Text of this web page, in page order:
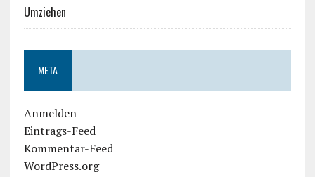
Umziehen
META
Anmelden
Eintrags-Feed
Kommentar-Feed
WordPress.org